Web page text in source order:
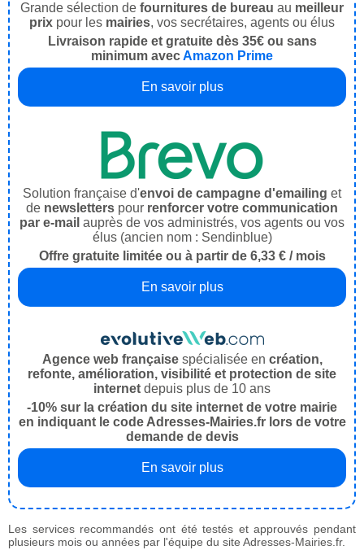
Grande sélection de fournitures de bureau au meilleur
prix pour les mairies, vos secrétaires, agents ou élus
Livraison rapide et gratuite dès 35€ ou sans
minimum avecAmazon Prime
En savoir plus
Solution française d'envoi de campagne d'emailing et
de newsletters pour renforcer votre communication
par e-mail auprès de vos administrés, vos agents ou vos
élus (ancien nom : Sendinblue)
Offre gratuite limitée ou à partir de 6,33 € / mois
En savoir plus
Agence web françaisespécialisée en création,
refonte, amélioration, visibilité et protection de site
internet depuis plus de 10 ans
-10% sur la création du site internet de votre mairie
en indiquant le code Adresses-Mairies.fr lors de votre
demande de devis
En savoir plus
Les services recommandés ont été testés et approuvés pendant
plusieurs mois ou années par l'équipe du site Adresses-Mairies.fr.